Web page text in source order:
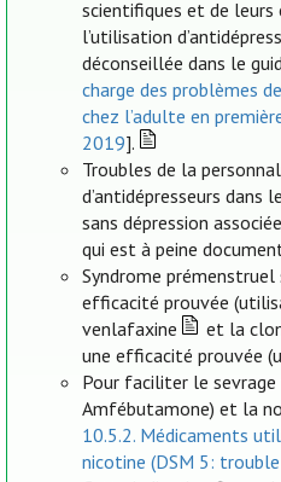
scientifiques et de
l’utilisation
déconseillée dans le
charge des problèmes
chez l’adulte en
2019].
Troubles de la
d’antidépresseurs
sans dépression
qui est à peine
Syndrome
efficacité prouvée
venlafaxine
et la
une efficacité prouvée
Pour faciliter le sevrage
Amfébutamone) et la
10.5.2. Médicaments
nicotine (DSM 5: